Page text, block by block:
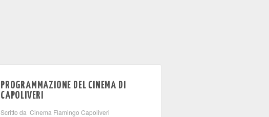
PROGRAMMAZIONE DEL CINEMA DI
CAPOLIVERI
Scritto da Cinema Flamingo Capoliveri